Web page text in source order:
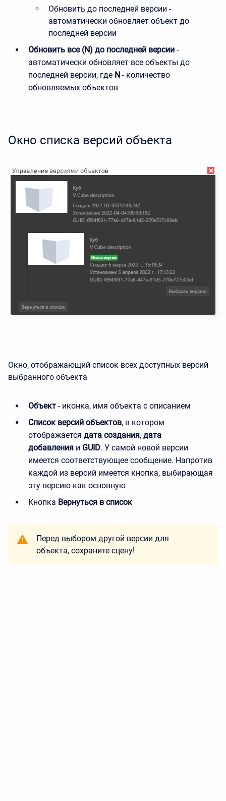
Обновить до последней версии -
автоматически обновляет объект до
последней версии
Обновить все (N) до последней версии -
автоматически обновляет все объекты до
последней версии, где N - количество
обновляемых объектов
Окно списка версий объекта
Окно, отображающий список всех доступных версий
выбранного объекта
Объект - иконка, имя объекта с описанием
Список версий объектов, в котором
отображается дата создания, дата
добавления и GUID. У самой новой версии
имеется соответствующее сообщение. Напротив
каждой из версий имеется кнопка, выбирающая
эту версию как основную
Кнопка Вернуться в список
Перед выбором другой версии для
объекта, сохраните сцену!